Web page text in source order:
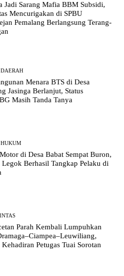
Jadi Sarang Mafia BBM Subsidi,
Mencurigakan di SPBU
Pemalang Berlangsung Terang-
Menara BTS di Desa
Jasinga Berlanjut, Status
Masih Tanda Tanya
di Desa Babat Sempat Buron,
Legok Berhasil Tangkap Pelaku di
Parah Kembali Lumpuhkan
Petugas Tuai Sorotan